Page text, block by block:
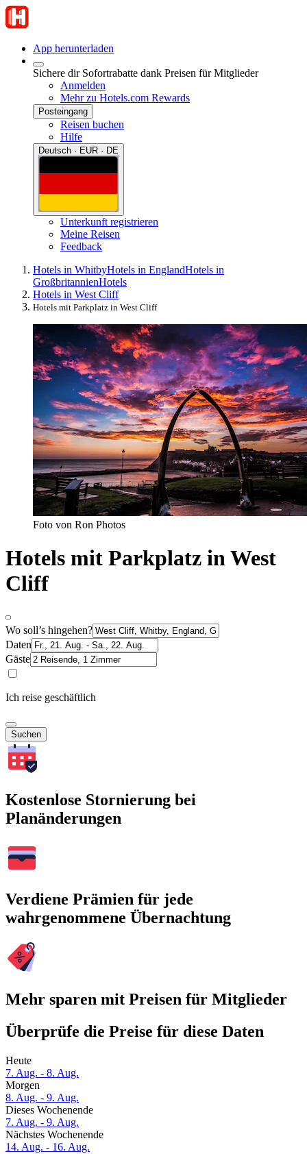
App herunterladen
Sichere dir Sofortrabatte dank Preisen für Mitglieder
Anmelden
Mehr zu Hotels.com Rewards
Posteingang
Reisen buchen
Hilfe
Deutsch · EUR · DE
Unterkunft registrieren
Meine Reisen
Feedback
Hotels in WhitbyHotels in EnglandHotels in
GroßbritannienHotels
Hotels in West Cliff
Hotels mit Parkplatz in West Cliff
Foto von Ron Photos
Hotels mit Parkplatz in West
Cliff
Wo soll’s hingehen?
Daten
Gäste
Ich reise geschäftlich
Suchen
Kostenlose Stornierung bei
Planänderungen
Verdiene Prämien für jede
wahrgenommene Übernachtung
Mehr sparen mit Preisen für Mitglieder
Überprüfe die Preise für diese Daten
Heute
7. Aug. - 8. Aug.
Morgen
8. Aug. - 9. Aug.
Dieses Wochenende
7. Aug. - 9. Aug.
Nächstes Wochenende
14. Aug. - 16. Aug.